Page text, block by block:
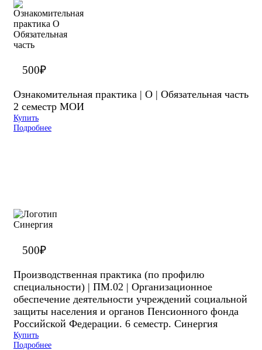
500₽
Ознакомительная практика | О | Обязательная часть
2 семестр МОИ
Купить
Подробнее
500₽
Производственная практика (по профилю
специальности) | ПМ.02 | Организационное
обеспечение деятельности учреждений социальной
защиты населения и органов Пенсионного фонда
Российской Федерации. 6 семестр. Синергия
Купить
Подробнее